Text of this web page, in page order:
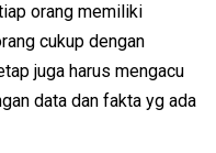
orang memiliki
cukup dengan
juga harus mengacu
data dan fakta yg ada